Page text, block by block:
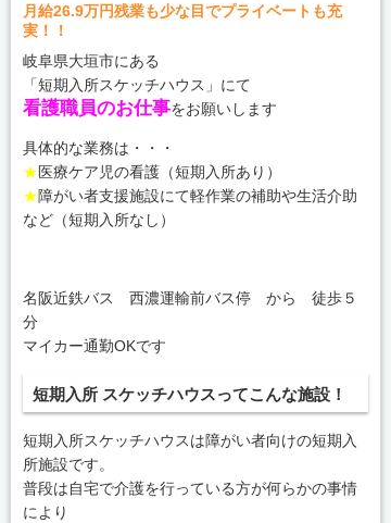
月給26.9万円残業も少な目でプライベートも充
実！！
岐阜県大垣市にある
「短期入所スケッチハウス」にて
看護職員のお仕事をお願いします
具体的な業務は・・・
★医療ケア児の看護（短期入所あり）
★障がい者支援施設にて軽作業の補助や生活介助
など（短期入所なし）
名阪近鉄バス 西濃運輸前バス停 から 徒歩５
分
マイカー通勤OKです
短期入所 スケッチハウスってこんな施設！
短期入所スケッチハウスは障がい者向けの短期入
所施設です。
普段は自宅で介護を行っている方が何らかの事情
により